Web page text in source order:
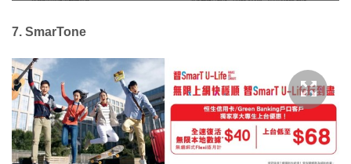
7. SmarTone